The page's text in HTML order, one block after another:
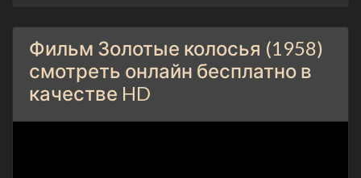
Фильм Золотые колосья (1958)
смотреть онлайн бесплатно в
качестве HD